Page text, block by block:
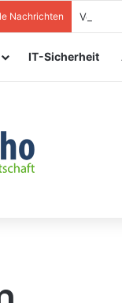
Nachrichten
IT-Sicherheit